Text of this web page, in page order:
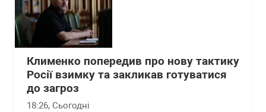
Клименко попередив про нову тактику
Росії взимку та закликав готуватися
до загроз
18:26, Сьогодні